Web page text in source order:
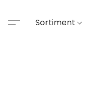
Sortiment